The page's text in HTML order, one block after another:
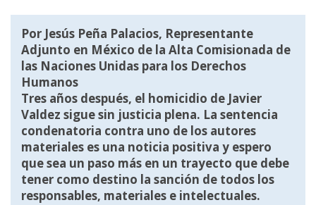
Por Jesús Peña Palacios, Representante
Adjunto en México de la Alta Comisionada de
las Naciones Unidas para los Derechos
Humanos
Tres años después, el homicidio de Javier
Valdez sigue sin justicia plena. La sentencia
condenatoria contra uno de los autores
materiales es una noticia positiva y espero
que sea un paso más en un trayecto que debe
tener como destino la sanción de todos los
responsables, materiales e intelectuales.